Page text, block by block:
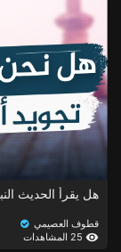
هل يقرأ الحديث
قطوف العصيمي